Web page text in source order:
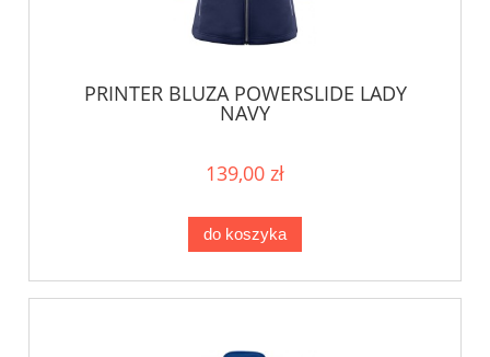
PRINTER BLUZA POWERSLIDE LADY
NAVY
139,00 zł
do koszyka